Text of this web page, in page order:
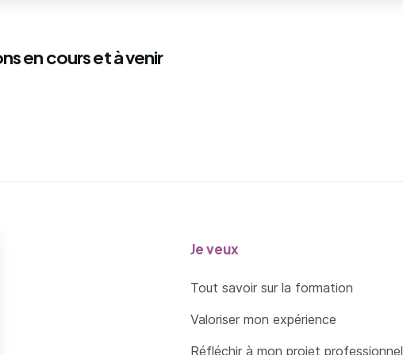
en cours et à venir
Je veux
Tout savoir sur la formation
Valoriser mon expérience
Réfléchir à mon projet professionnel